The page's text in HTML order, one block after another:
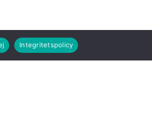
Integritetspolicy